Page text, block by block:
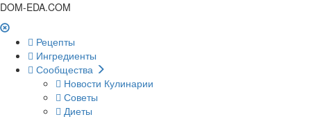
DOM-EDA.COM
Рецепты
Ингредиенты
Сообщества
Новости Кулинарии
Советы
Диеты